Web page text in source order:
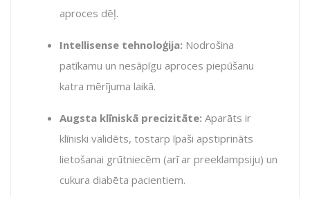
aproces dēļ.
Intellisense tehnoloģija: Nodrošina
patīkamu un nesāpīgu aproces piepūšanu
katra mērījuma laikā.
Augsta klīniskā precizitāte: Aparāts ir
klīniski validēts, tostarp īpaši apstiprināts
lietošanai grūtniecēm (arī ar preeklampsiju) un
cukura diabēta pacientiem.